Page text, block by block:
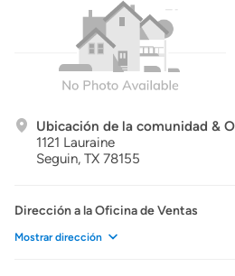
Ubicación de la comunidad &
1121 Lauraine
Seguin, TX 78155
Dirección a la Oficina de Ventas
Mostrar dirección